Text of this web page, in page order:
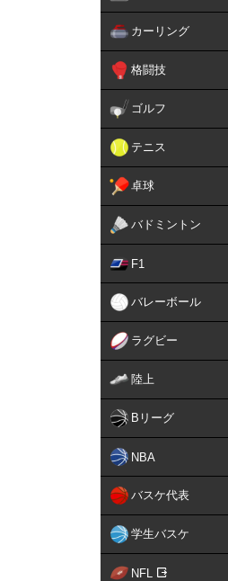
カーリング
格闘技
ゴルフ
テニス
卓球
バドミントン
F1
バレーボール
ラグビー
陸上
Bリーグ
NBA
バスケ代表
学生バスケ
NFL